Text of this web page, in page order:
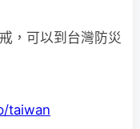
，可以到台灣防災
taiwan